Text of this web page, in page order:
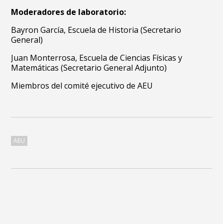
Moderadores de laboratorio:
Bayron García, Escuela de Historia (Secretario
General)
Juan Monterrosa, Escuela de Ciencias Físicas y
Matemáticas (Secretario General Adjunto)
Miembros del comité ejecutivo de AEU
AEU